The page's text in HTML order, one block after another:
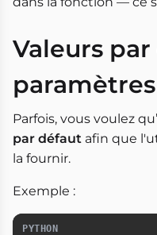
Valeurs
paramètres
Parfois, vous voulez
par défaut afin que
la fournir.
Exemple :
PYTHON